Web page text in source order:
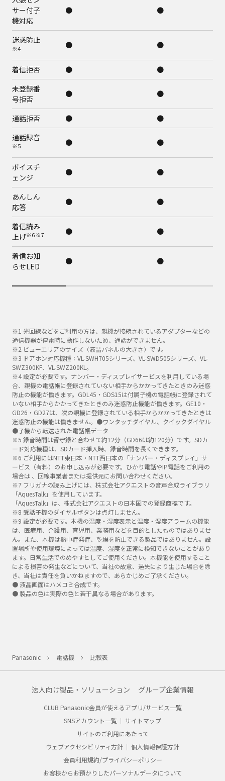
サー付子
機対応
● ●
迷惑防止
※4 ● ●
着信拒否 ●
●
未登録番
号拒否
● ●
通話拒否 ●
●
通話録音
※5 ● ●
ボイスチ
ェンジ
● ●
あんしん
応答
● ●
着信読み
上げ※6 ※7 ● ●
着信お知
らせLED
● ●
※1 光回線などをご利用の方は、親機が接続されているアダプターなどの
通信機器が停電時に動作しないため、通話ができません。
※2 ビューエリアのサイズ（液晶パネルの大きさ）です。
※3 ドアホン対応機種：VL-SWH705シリーズ、VL-SWD505シリーズ、VL-
SWZ300KF、VL-SWZ200KL。
※4 設定が必要です。ナンバー・ディスプレイサービスを利用している場
合、親機の電話帳に登録されていない相手からかかってきたときのみ迷惑
防止の機能が働きます。GDL45・GDS15は付属子機の電話帳に登録されて
いない相手からかかってきたときのみ迷惑防止機能が働きます。GE10・
GD26・GD27は、次の親機に登録されている相手からかかってきたときは
迷惑防止の機能は働きません。●ワンタッチダイヤル、クイックダイヤル
●子機から転送された電話帳データ
※5 録音時間は留守録と合わせて約12分（GD66は約120分）です。SDカ
ード対応機種は、SDカード挿入時、録音時間を長くできます。
※6 ご利用にはNTT東日本・NTT西日本の「ナンバー・ディスプレイ」サ
ービス（有料）のお申し込みが必要です。ひかり電話やIP電話をご利用の
場合は 、回線事業者または提供元にお問い合わせください。
※7 フリガナの読み上げには、株式会社アクエストの音声合成ライブラリ
「AquesTalk」を使用しています。
「AquesTalk」は、株式会社アクエストの日本国での登録商標です。
※8 受話子機のダイヤルボタンは点灯しません。
※9 設定が必要です。本機の温度・湿度表示と温度・湿度アラームの機能
は、医療用、介護用、育児用、業務用などを目的としたものではありませ
ん。また、本機は熱中症発症、乾燥を防止できる製品ではありません。設
置場所や使用環境によっては温度、湿度を正常に検知できないことがあり
ます。日常生活でのめやすとしてご使用ください。本機能を使用すること
による損害の発生などについて、当社の故意、過失により生じた場合を除
き、当社は責任を負いかねますので、あらかじめご了承ください。
● 液晶画面はハメコミ合成です。
● 製品の色は実際の色と若干異なる場合があります。
Panasonic 電話機 比較表
法人向け製品・ソリューション グループ企業情報
CLUB Panasonic会員が使えるアプリ/サービス一覧
SNSアカウント一覧
サイトマップ
サイトのご利用にあたって
ウェブアクセシビリティ方針
個人情報保護方針
会員利用規約/プライバシーポリシー
お客様からお預かりしたパーソナルデータについて